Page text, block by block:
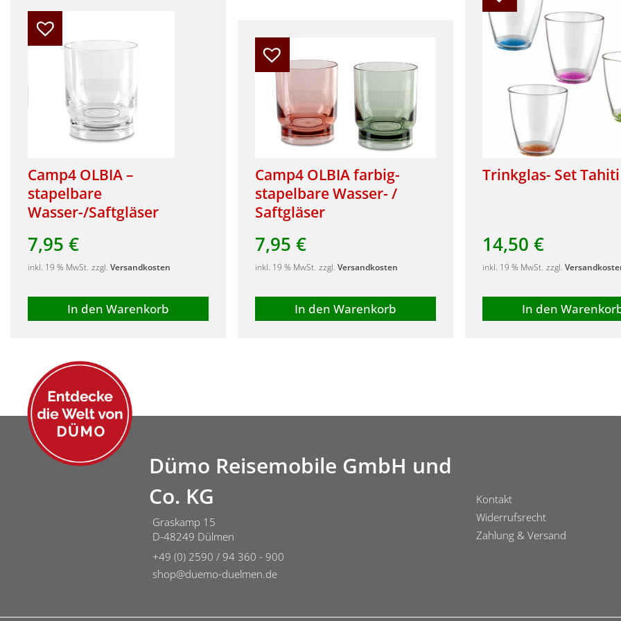
Camp4 OLBIA –
stapelbare
Wasser-/Saftgläser
7,95 €
inkl. 19 % MwSt. zzgl. Versandkosten
In den Warenkorb
Camp4 OLBIA farbig-
stapelbare Wasser- /
Saftgläser
7,95 €
inkl. 19 % MwSt. zzgl. Versandkosten
In den Warenkorb
Trinkglas- Set Tahiti
14,50 €
inkl. 19 % MwSt. zzgl.
In den
Dümo Reisemobile GmbH und
Co. KG
Graskamp 15
D-48249 Dülmen
+49 (0) 2590 / 94 360 - 900
shop@duemo-duelmen.de
Kontakt
Widerrufsrecht
Zahlung & Versand